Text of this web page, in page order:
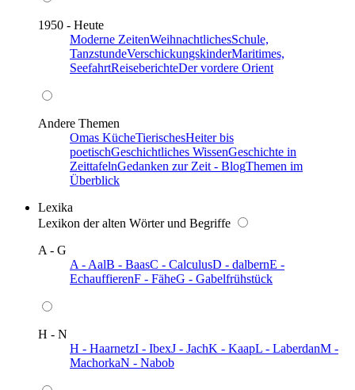
1950 - Heute
Moderne ZeitenWeihnachtlichesSchule,
TanzstundeVerschickungskinderMaritimes,
SeefahrtReiseberichteDer vordere Orient
Andere Themen
Omas KücheTierischesHeiter bis
poetischGeschichtliches WissenGeschichte in
ZeittafelnGedanken zur Zeit - BlogThemen im
Überblick
Lexika
Lexikon der alten Wörter und Begriffe
A - G
A - AalB - BaasC - CalculusD - dalbernE -
EchauffierenF - FäheG - Gabelfrühstück
H - N
H - HaarnetzI - IbexJ - JachK - KaapL - LaberdanM -
MachorkaN - Nabob